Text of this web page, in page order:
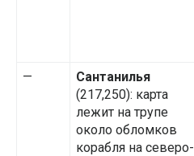
—
Сантанилья
(217,250): карта
лежит на трупе
около обломков
корабля на северо-